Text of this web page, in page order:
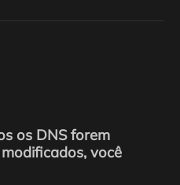
os DNS forem
você